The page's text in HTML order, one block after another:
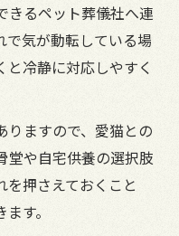
きるペット葬儀社へ連
で気が動転している場
冷静に対応しやすく
りますので、愛猫との
堂や自宅供養の選択肢
押さえておくこと
す。